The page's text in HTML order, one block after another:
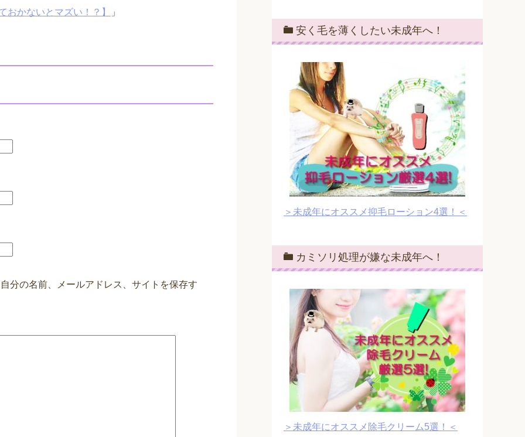
かないとマズい！？】 」
分の名前、メールアドレス、サイトを保存す
安く毛を薄くしたい未成年へ！
＞未成年にオススメ抑毛ローション4選！＜
カミソリ処理が嫌な未成年へ！
＞未成年にオススメ除毛クリーム5選！＜